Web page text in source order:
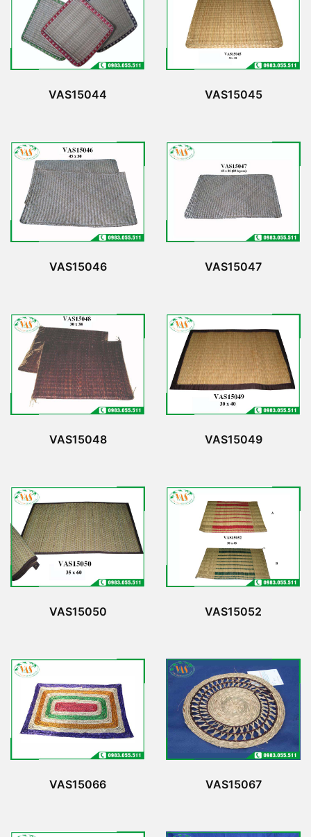
VAS15044 VAS15045
VAS15046 VAS15047
VAS15048 VAS15049
VAS15050 VAS15052
VAS15066 VAS15067